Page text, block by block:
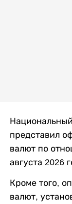
представил
валют по
августа 2026
Кроме того,
валют,